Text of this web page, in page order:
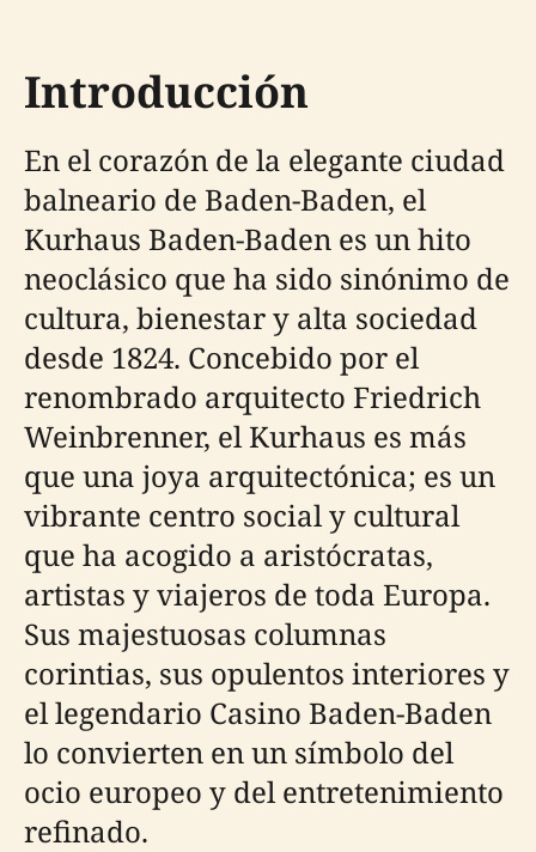
Introducción
En el corazón de la elegante ciudad
balneario de Baden-Baden, el
Kurhaus Baden-Baden es un hito
neoclásico que ha sido sinónimo de
cultura, bienestar y alta sociedad
desde 1824. Concebido por el
renombrado arquitecto Friedrich
Weinbrenner, el Kurhaus es más
que una joya arquitectónica; es un
vibrante centro social y cultural
que ha acogido a aristócratas,
artistas y viajeros de toda Europa.
Sus majestuosas columnas
corintias, sus opulentos interiores y
el legendario Casino Baden-Baden
lo convierten en un símbolo del
ocio europeo y del entretenimiento
refinado.